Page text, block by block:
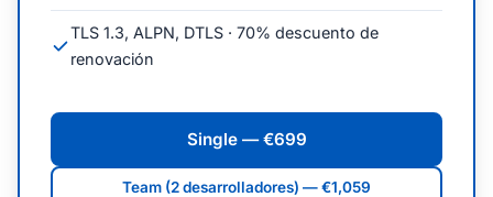
TLS 1.3, ALPN, DTLS · 70% descuento de
renovación
Single — €699
Team (2 desarrolladores) — €1,059